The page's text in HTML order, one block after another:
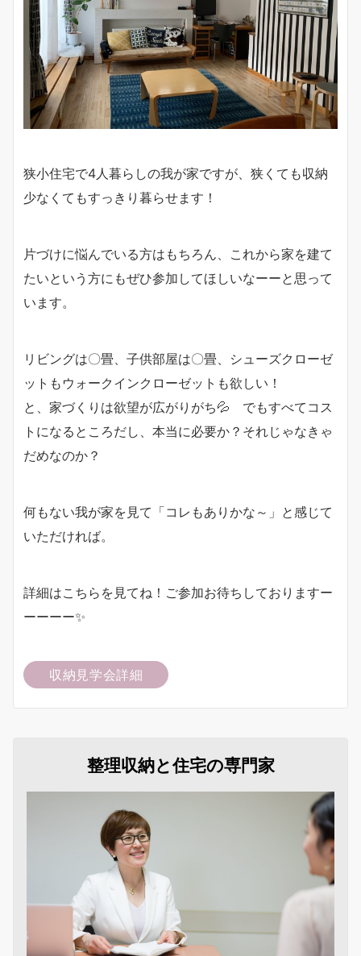
狭小住宅で4人暮らしの我が家ですが、狭くても収納
少なくてもすっきり暮らせます！
片づけに悩んでいる方はもちろん、これから家を建て
たいという方にもぜひ参加してほしいなーーと思って
います。
リビングは〇畳、子供部屋は〇畳、シューズクローゼ
ットもウォークインクローゼットも欲しい！
と、家づくりは欲望が広がりがち💦 でもすべてコス
トになるところだし、本当に必要か？それじゃなきゃ
だめなのか？
何もない我が家を見て「コレもありかな～」と感じて
いただければ。
詳細はこちらを見てね！ご参加お待ちしておりますー
ーーーー✨
収納見学会詳細
整理収納と住宅の専門家